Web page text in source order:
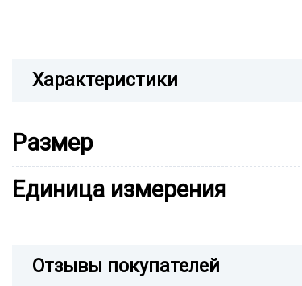
Характеристики
Размер
Единица измерения
Отзывы покупателей